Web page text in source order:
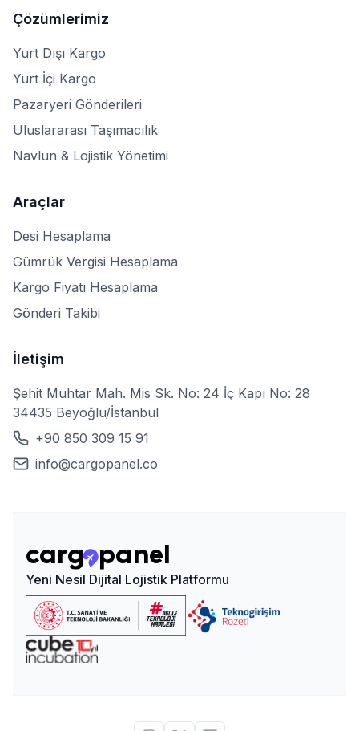
Çözümlerimiz
Yurt Dışı Kargo
Yurt İçi Kargo
Pazaryeri Gönderileri
Uluslararası Taşımacılık
Navlun & Lojistik Yönetimi
Araçlar
Desi Hesaplama
Gümrük Vergisi Hesaplama
Kargo Fiyatı Hesaplama
Gönderi Takibi
İletişim
Şehit Muhtar Mah. Mis Sk. No: 24 İç Kapı No: 28
34435 Beyoğlu/İstanbul
+90 850 309 15 91
info@cargopanel.co
Yeni Nesil Dijital Lojistik Platformu